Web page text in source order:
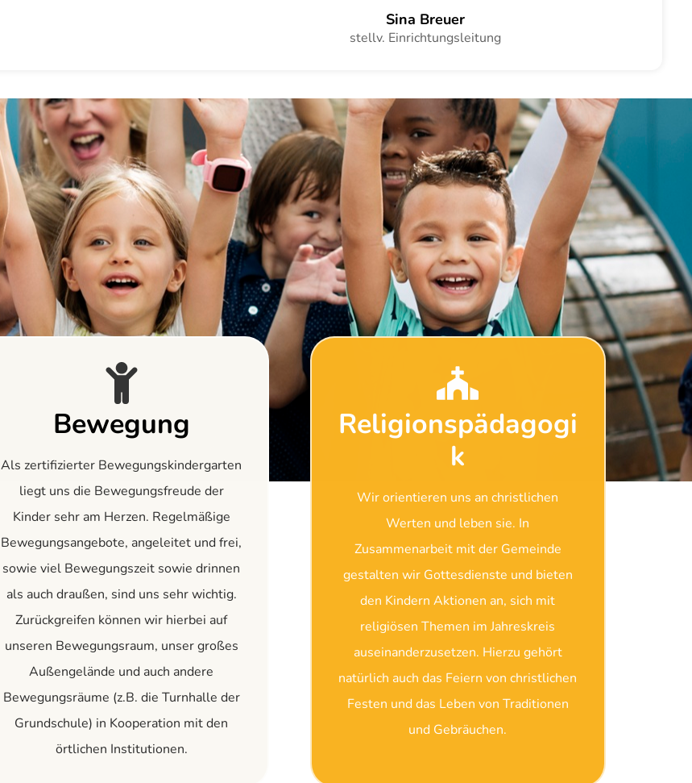
Sina Breuer
stellv. Einrichtungsleitung
Bewegung
Als zertifizierter Bewegungskindergarten
liegt uns die Bewegungsfreude der
Kinder sehr am Herzen. Regelmäßige
Bewegungsangebote, angeleitet und frei,
sowie viel Bewegungszeit sowie drinnen
als auch draußen, sind uns sehr wichtig.
Zurückgreifen können wir hierbei auf
unseren Bewegungsraum, unser großes
Außengelände und auch andere
Bewegungsräume (z.B. die Turnhalle der
Grundschule) in Kooperation mit den
örtlichen Institutionen.
Religionspädagogi
k
Wir orientieren uns an christlichen
Werten und leben sie. In
Zusammenarbeit mit der Gemeinde
gestalten wir Gottesdienste und bieten
den Kindern Aktionen an, sich mit
religiösen Themen im Jahreskreis
auseinanderzusetzen. Hierzu gehört
natürlich auch das Feiern von christlichen
Festen und das Leben von Traditionen
und Gebräuchen.